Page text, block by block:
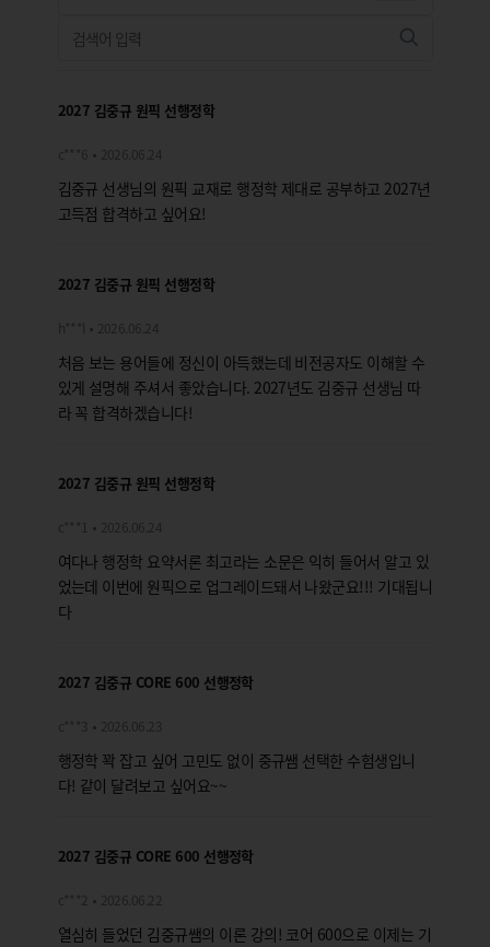
2027 김중규 원픽 선행정학
c***6 2026.06.24
김중규 선생님의 원픽 교재로 행정학 제대로 공부하고 2027년
고득점 합격하고 싶어요!
2027 김중규 원픽 선행정학
h***l 2026.06.24
처음 보는 용어들에 정신이 아득했는데 비전공자도 이해할 수
있게 설명해 주셔서 좋았습니다. 2027년도 김중규 선생님 따
라 꼭 합격하겠습니다!
2027 김중규 원픽 선행정학
c***1 2026.06.24
여다나 행정학 요약서론 최고라는 소문은 익히 들어서 알고 있
었는데 이번에 원픽으로 업그레이드돼서 나왔군요!!! 기대됩니
다
2027 김중규 CORE 600 선행정학
c***3 2026.06.23
행정학 꽉 잡고 싶어 고민도 없이 중규쌤 선택한 수험생입니
다! 같이 달려보고 싶어요~~
2027 김중규 CORE 600 선행정학
c***2 2026.06.22
열심히 들었던 김중규쌤의 이론 강의! 코어 600으로 이제는 기